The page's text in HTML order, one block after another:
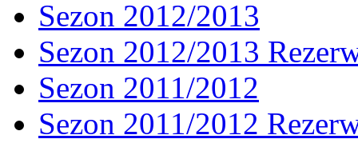
Sezon 2012/2013
Sezon 2012/2013
Sezon 2011/2012
Sezon 2011/2012